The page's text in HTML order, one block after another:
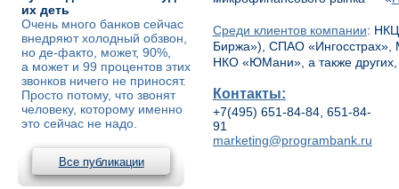
их деть
Очень много банков сейчас
внедряют холодный обзвон,
но де-факто, может, 90%,
а может и 99 процентов этих
звонков ничего не приносят.
Просто потому, что звонят
человеку, которому именно
это сейчас не надо.
Все публикации
Среди клиентов компании: НКЦ
Биржа»), СПАО «Ингосстрах»,
НКО «ЮМани», а также
Контакты:
+7(495) 651-84-84, 651-84-
91
marketing@programbank.ru